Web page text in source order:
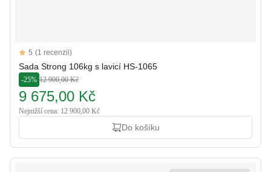
Reviews
5 out of 5 stars
5 (1 recenzii)
Sada Strong 106kg s lavicí HS-1065
-25% 12 900,00 Kč
9 675,00 Kč
Nejnižší cena: 12 900,00 Kč
Do košíku